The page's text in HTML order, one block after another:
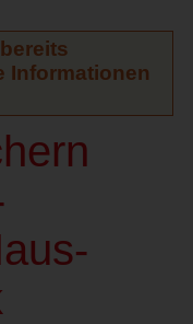
Informationen